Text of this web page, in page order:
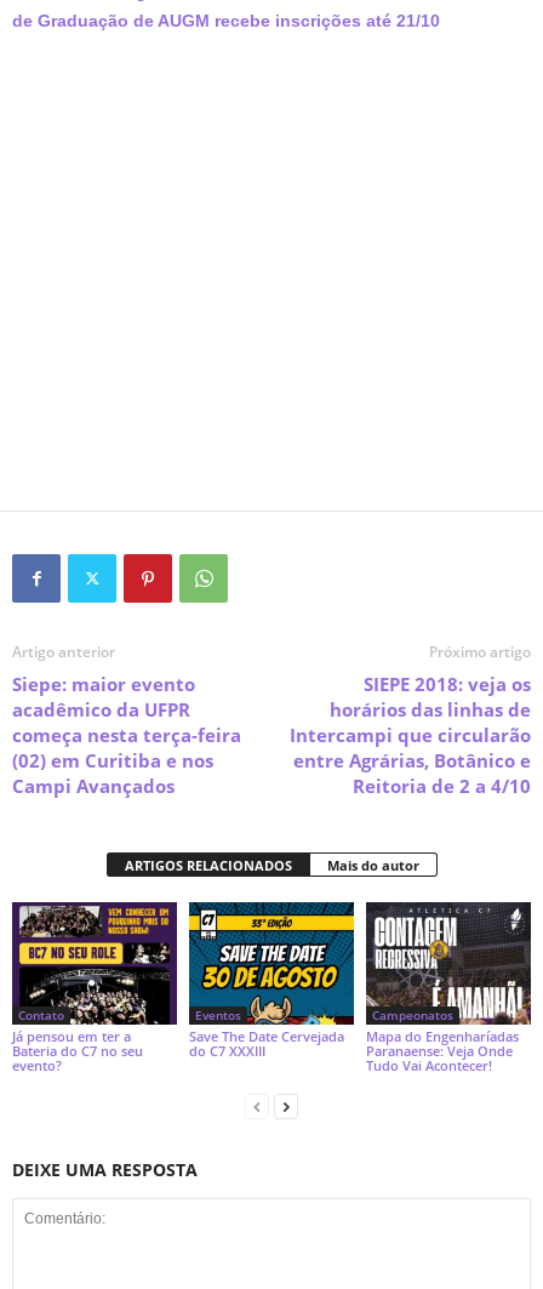
de Graduação de AUGM recebe inscrições até 21/10
Artigo anterior
Siepe: maior evento
acadêmico da UFPR
começa nesta terça-feira
(02) em Curitiba e nos
Campi Avançados
Próximo artigo
SIEPE 2018: veja os
horários das linhas de
Intercampi que circularão
entre Agrárias, Botânico e
Reitoria de 2 a 4/10
ARTIGOS RELACIONADOS Mais do autor
Contato
Já pensou em ter a
Bateria do C7 no seu
evento?
Eventos
Save The Date Cervejada
do C7 XXXIII
Campeonatos
Mapa do Engenharíadas
Paranaense: Veja Onde
Tudo Vai Acontecer!
DEIXE UMA RESPOSTA